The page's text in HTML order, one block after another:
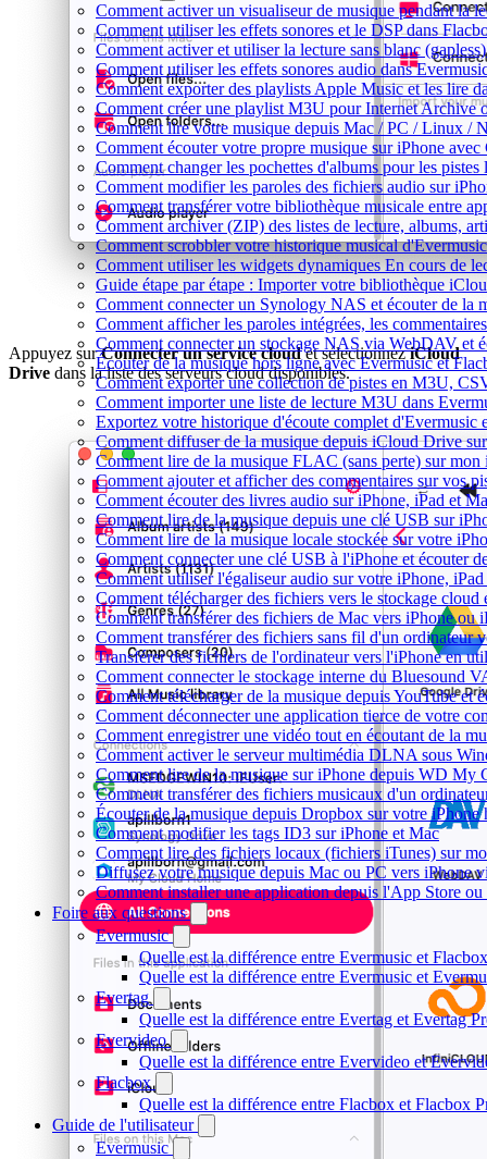
Comment activer un visualiseur de musique pendant la
Comment utiliser les effets sonores et le DSP dans
Comment activer et utiliser la lecture sans blanc
Comment utiliser les effets sonores audio dans
Comment exporter des playlists Apple Music et les lire
Comment créer une playlist M3U pour Internet Archive
Comment lire votre musique depuis Mac / PC / Linux /
Comment écouter votre propre musique sur iPhone avec
Comment changer les pochettes d'albums pour les
Comment modifier les paroles des fichiers audio sur
Comment transférer votre bibliothèque musicale entre
Comment archiver (ZIP) des listes de lecture, albums,
Comment scrobbler votre historique musical
Comment utiliser les widgets dynamiques En cours de
Guide étape par étape : Importer votre bibliothèque
Comment connecter un Synology NAS et écouter de la
Comment afficher les paroles intégrées, les
Comment connecter un stockage NAS via WebDAV et
Écouter de la musique hors ligne avec Evermusic et
Comment exporter une collection de pistes en M3U,
Comment importer une liste de lecture M3U dans
Exportez votre historique d'écoute complet d'Evermusic
Comment diffuser de la musique depuis iCloud Drive
Comment lire de la musique FLAC (sans perte) sur mon
Comment ajouter et afficher des commentaires sur vos
Comment écouter des livres audio sur iPhone, iPad et
Comment lire de la musique depuis une clé USB sur
Comment lire de la musique locale stockée sur votre
Comment connecter une clé USB à l'iPhone et écouter
Comment utiliser l'égaliseur audio sur votre iPhone,
Comment télécharger des fichiers vers le stockage
Comment transférer des fichiers de Mac vers iPhone ou
Comment transférer des fichiers sans fil d'un ordinateur
Transférer des fichiers de l'ordinateur vers l'iPhone en
Comment connecter le stockage interne du Bluesound
Comment télécharger de la musique depuis YouTube et
Comment déconnecter une application tierce de votre
Comment enregistrer une vidéo tout en écoutant de la
Comment activer le serveur multimédia DLNA sous
Comment lire de la musique sur iPhone depuis WD My
Comment transférer des fichiers musicaux d'un
Écouter de la musique depuis Dropbox sur votre iPhone
Comment modifier les tags ID3 sur iPhone et Mac
Comment lire des fichiers locaux (fichiers iTunes) sur
Diffusez votre musique depuis Mac ou PC vers iPhone
Comment installer une application depuis l'App Store
Foire aux questions
Evermusic
Quelle est la différence entre Evermusic et Flacbox
Quelle est la différence entre Evermusic et
Evertag
Quelle est la différence entre Evertag et Evertag
Evervideo
Quelle est la différence entre Evervideo et
Flacbox
Quelle est la différence entre Flacbox et Flacbox
Guide de l'utilisateur
Evermusic
Appuyez surConnecter un service cloudet sélectionneziCloud
Drive dans la liste des serveurs cloud disponibles.